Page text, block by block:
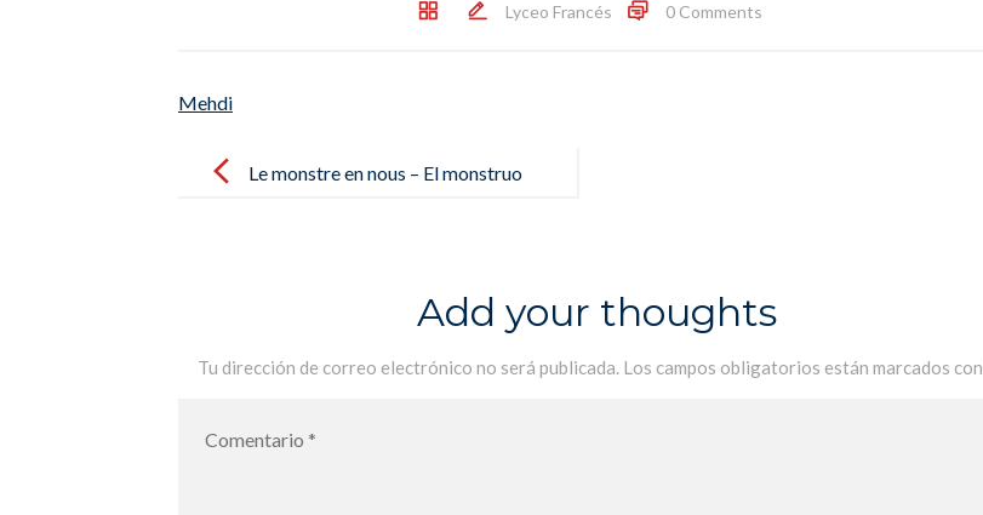
Lyceo Francés 0 Comments
Mehdi
navigationLe monstre en nous – El monstruo
Add your thoughts
Tu dirección de correo electrónico no será publicada. Los campos obligatorios están marcados con